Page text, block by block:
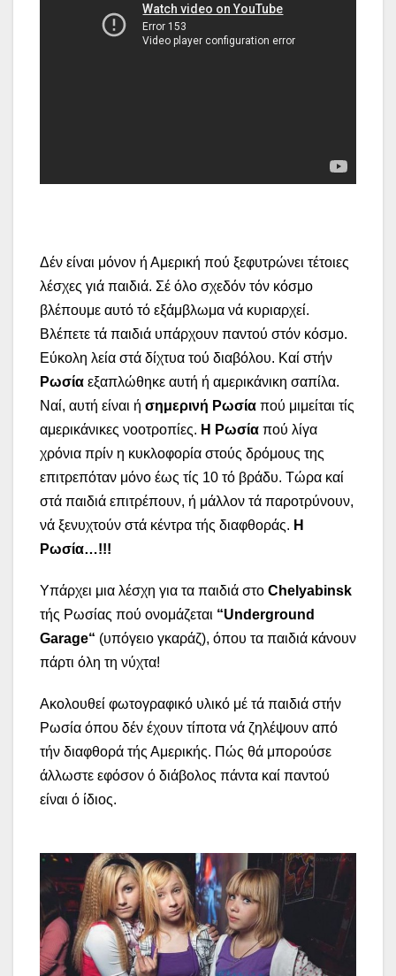
Δέν είναι μόνον ή Αμερική πού ξεφυτρώνει τέτοιες
λέσχες γιά παιδιά. Σέ όλο σχεδόν τόν κόσμο
βλέπουμε αυτό τό εξάμβλωμα νά κυριαρχεί.
Βλέπετε τά παιδιά υπάρχουν παντού στόν κόσμο.
Εύκολη λεία στά δίχτυα τού διαβόλου. Καί στήν
Ρωσία εξαπλώθηκε αυτή ή αμερικάνικη σαπίλα.
Ναί, αυτή είναι ή σημερινή Ρωσία πού μιμείται τίς
αμερικάνικες νοοτροπίες. Η Ρωσία πού λίγα
χρόνια πρίν η κυκλοφορία στούς δρόμους της
επιτρεπόταν μόνο έως τίς 10 τό βράδυ. Τώρα καί
στά παιδιά επιτρέπουν, ή μάλλον τά παροτρύνουν,
νά ξενυχτούν στά κέντρα τής διαφθοράς. Η
Ρωσία…!!!
Υπάρχει μια λέσχη για τα παιδιά στο Chelyabinsk
τής Ρωσίας πού ονομάζεται “Underground
Garage“ (υπόγειο γκαράζ), όπου τα παιδιά κάνουν
πάρτι όλη τη νύχτα!
Ακολουθεί φωτογραφικό υλικό μέ τά παιδιά στήν
Ρωσία όπου δέν έχουν τίποτα νά ζηλέψουν από
τήν διαφθορά τής Αμερικής. Πώς θά μπορούσε
άλλωστε εφόσον ό διάβολος πάντα καί παντού
είναι ό ίδιος.